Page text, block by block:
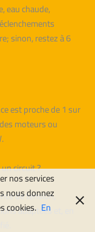
eau chaude,
sinon, restez à 6
est proche de 1 sur
moteurs ou
circuit ?
de tension,
adaptées et, en
nos services
nous donnez
cookies. En